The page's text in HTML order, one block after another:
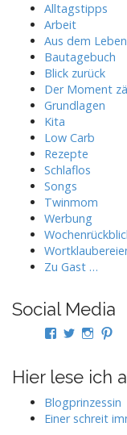
Alltagstipps
Arbeit
Aus dem Leben
Bautagebuch
Blick zurück
Der Moment
Grundlagen
Kita
Low Carb
Rezepte
Schlaflos
Songs
Twinmom
Werbung
Zu Gast …
Social Media
Profil
auf
Facebook
anzeigen
Profil
auf
Twitter
anzeigen
Profil
auf
auf
Hier lese ich
Blogprinzessin
Einer schreit